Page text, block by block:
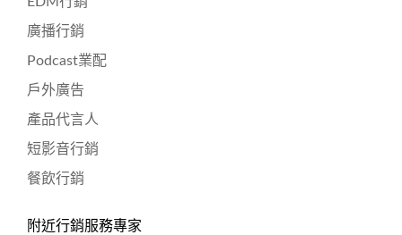
廣播行銷
Podcast業配
戶外廣告
產品代言人
短影音行銷
餐飲行銷
附近行銷服務專家